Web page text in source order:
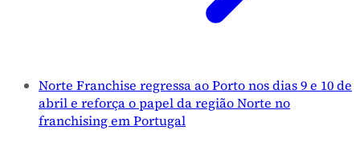
Norte Franchise regressa ao Porto nos dias 9 e 10 de
abril e reforça o papel da região Norte no
franchising em Portugal